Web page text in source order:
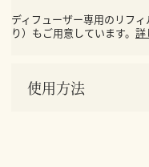
ディフューザー専用のリフ
り）もご用意しています。 詳
使用方法